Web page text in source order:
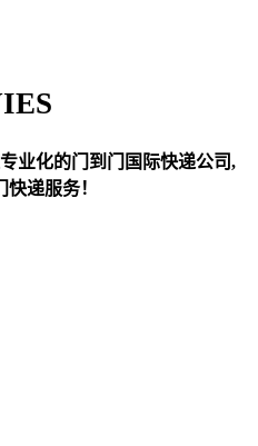
业化的门到门国际快递公司,
递服务！